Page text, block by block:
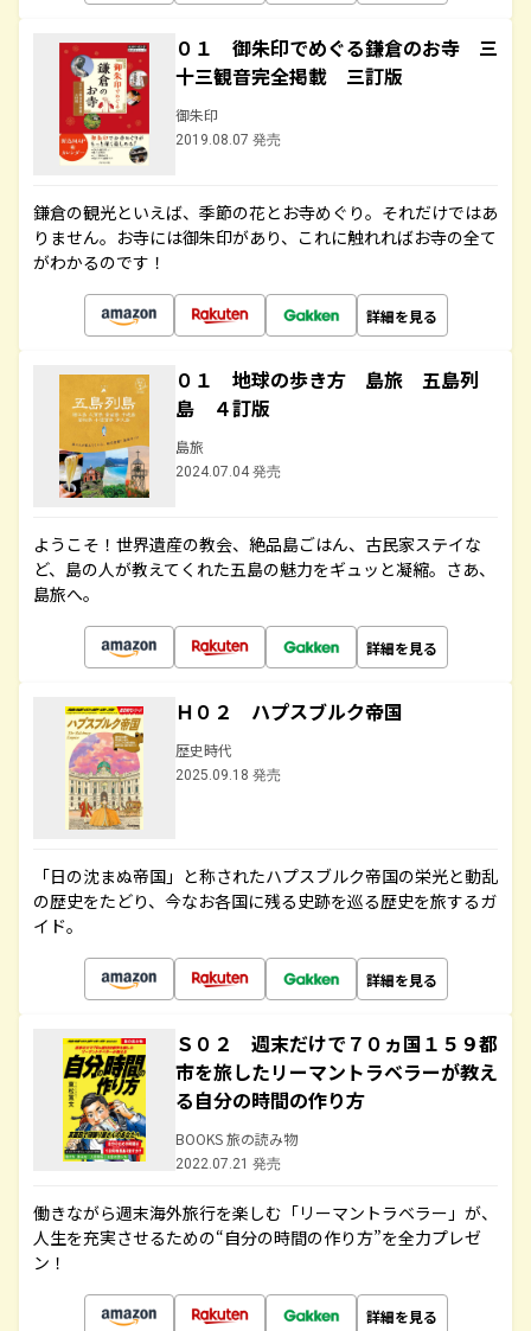
０１ 御朱印でめぐる鎌倉のお寺 三
十三観音完全掲載 三訂版
御朱印
2019.08.07 発売
鎌倉の観光といえば、季節の花とお寺めぐり。それだけではあ
りません。お寺には御朱印があり、これに触れればお寺の全て
がわかるのです！
詳細を見る
０１ 地球の歩き方 島旅 五島列
島 ４訂版
島旅
2024.07.04 発売
ようこそ！世界遺産の教会、絶品島ごはん、古民家ステイな
ど、島の人が教えてくれた五島の魅力をギュッと凝縮。さあ、
島旅へ。
詳細を見る
Ｈ０２ ハプスブルク帝国
歴史時代
2025.09.18 発売
「日の沈まぬ帝国」と称されたハプスブルク帝国の栄光と動乱
の歴史をたどり、今なお各国に残る史跡を巡る歴史を旅するガ
イド。
詳細を見る
Ｓ０２ 週末だけで７０ヵ国１５９都
市を旅したリーマントラベラーが教え
る自分の時間の作り方
BOOKS 旅の読み物
2022.07.21 発売
働きながら週末海外旅行を楽しむ「リーマントラベラー」が、
人生を充実させるための“自分の時間の作り方”を全力プレゼ
ン！
詳細を見る